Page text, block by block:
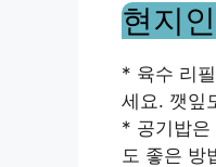
현지
* 육수 리
세요. 깻잎
* 공기밥은
도 좋은 방